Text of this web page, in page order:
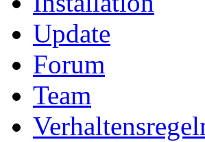
Update
Forum
Team